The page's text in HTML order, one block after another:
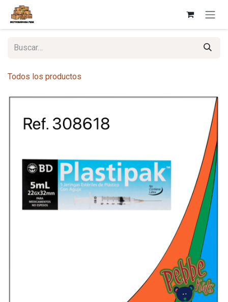
Ir al contenido
Todos los productos